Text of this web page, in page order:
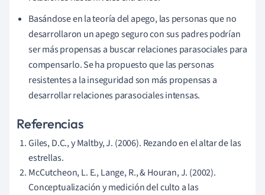
Basándose en la teoría del apego, las personas que no
desarrollaron un apego seguro con sus padres podrían
ser más propensas a buscar relaciones parasociales para
compensarlo. Se ha propuesto que las personas
resistentes a la inseguridad son más propensas a
desarrollar relaciones parasociales intensas.
Referencias
Giles, D.C., y Maltby, J. (2006). Rezando en el altar de las
estrellas.
McCutcheon, L. E., Lange, R., & Houran, J. (2002).
Conceptualización y medición del culto a las